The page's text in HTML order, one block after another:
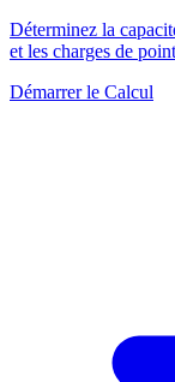
Déterminez la
et les charges de
Démarrer le Calcul